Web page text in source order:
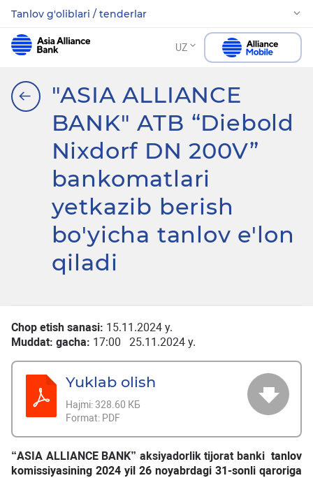
Tanlov g'oliblari / tenderlar
UZ
"ASIA ALLIANCE
BANK" ATB “Diebold
Nixdorf DN 200V”
bankomatlari
yetkazib berish
bo'yicha tanlov e'lon
qiladi
Chop etish sanasi: 15.11.2024 y.
Muddat: gacha: 17:00 25.11.2024 y.
Yuklab olish
Hajmi:328.60 КБ
Format: PDF
“ASIA ALLIANCE BANK” aksiyadorlik tijorat banki tanlov
komissiyasining 2024 yil 26 noyabrdagi 31-sonli qaroriga